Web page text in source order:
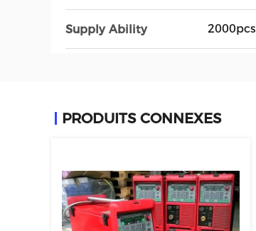
Supply Ability 2000pcs
PRODUITS CONNEXES